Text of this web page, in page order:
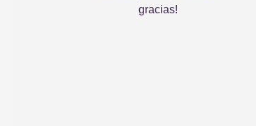
gracias!